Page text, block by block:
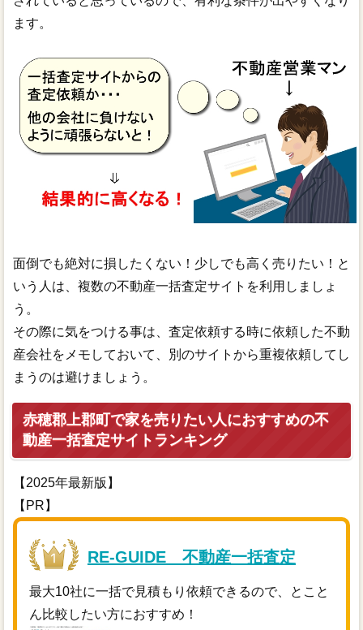
ます。
面倒でも絶対に損したくない！少しでも高く売りたい！と
いう人は、複数の不動産一括査定サイトを利用しましょ
う。
その際に気をつける事は、査定依頼する時に依頼した不動
産会社をメモしておいて、別のサイトから重複依頼してし
まうのは避けましょう。
赤穂郡上郡町で家を売りたい人におすすめの不
動産一括査定サイトランキング
【2025年最新版】
【PR】
RE-GUIDE 不動産一括査定
最大10社に一括で見積もり依頼できるので、とこと
ん比較したい方におすすめ！